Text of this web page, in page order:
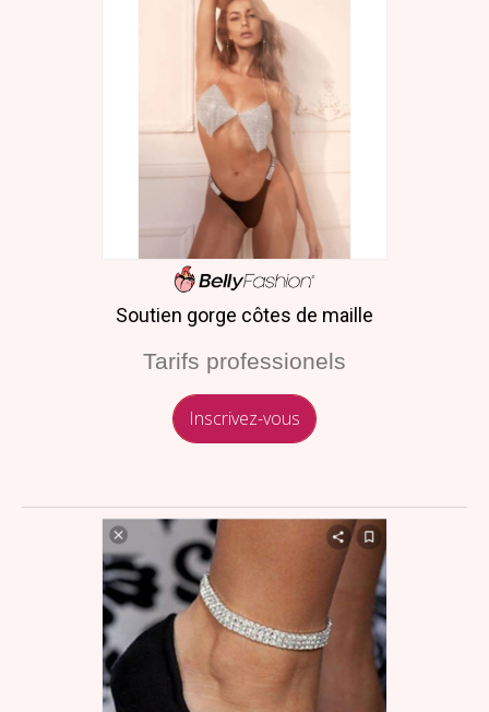
Soutien gorge côtes de maille
Tarifs professionels
Inscrivez-vous